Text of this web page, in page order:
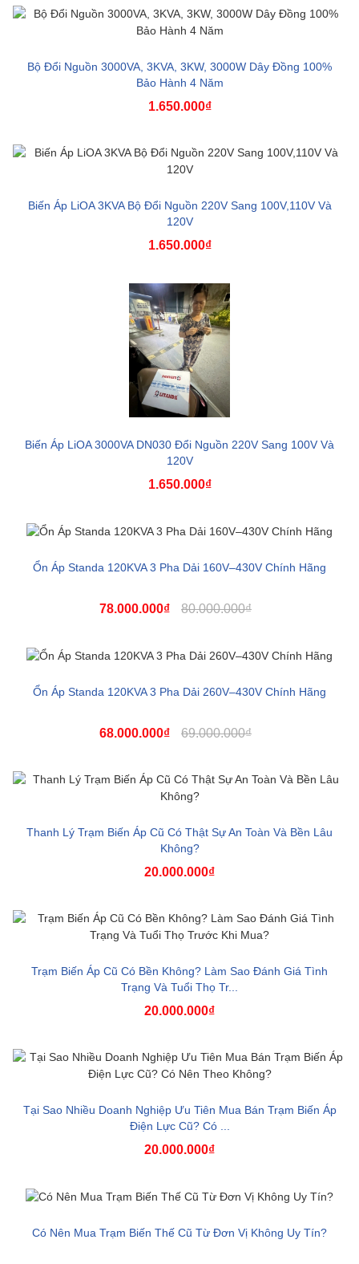
Bộ Đổi Nguồn 3000VA, 3KVA, 3KW, 3000W Dây Đồng 100%
Bảo Hành 4 Năm
1.650.000₫
Biến Áp LiOA 3KVA Bộ Đổi Nguồn 220V Sang 100V,110V Và
120V
1.650.000₫
Biến Áp LiOA 3000VA DN030 Đổi Nguồn 220V Sang 100V Và
120V
1.650.000₫
Ổn Áp Standa 120KVA 3 Pha Dải 160V–430V Chính Hãng
78.000.000₫ 80.000.000₫
Ổn Áp Standa 120KVA 3 Pha Dải 260V–430V Chính Hãng
68.000.000₫ 69.000.000₫
Thanh Lý Trạm Biến Áp Cũ Có Thật Sự An Toàn Và Bền Lâu
Không?
20.000.000₫
Trạm Biến Áp Cũ Có Bền Không? Làm Sao Đánh Giá Tình
Trạng Và Tuổi Thọ Tr...
20.000.000₫
Tại Sao Nhiều Doanh Nghiệp Ưu Tiên Mua Bán Trạm Biến Áp
Điện Lực Cũ? Có ...
20.000.000₫
Có Nên Mua Trạm Biến Thế Cũ Từ Đơn Vị Không Uy Tín?